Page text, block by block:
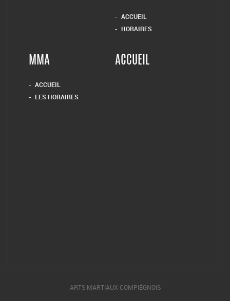
ACCUEIL
HORAIRES
MMA
ACCUEIL
LES HORAIRES
ACCUEIL
ARTS MARTIAUX COMPIÉGNOIS